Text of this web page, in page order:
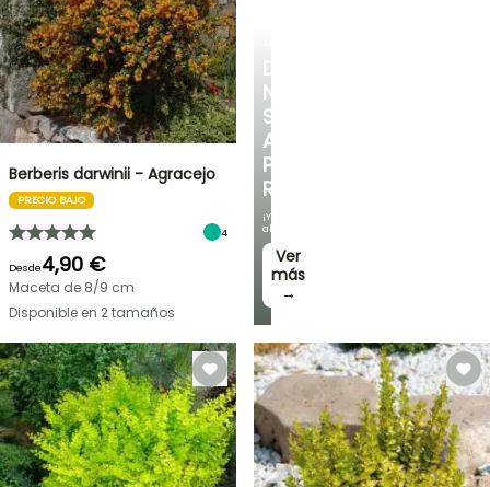
OFERTA
RELÁMPAGO
¡HASTA
UN
30
%
DE
BULBOS
DE
DESCUBRE
NUESTRA
SELECCIÓN
A
PRECIOS
REDUCIDOS
¡Y
ahorra!
Ver
más
→
Berberis darwinii - Agracejo
PRECIO BAJO
4
Desde4,90 €
Maceta de 8/9 cm
Disponible en 2 tamaños